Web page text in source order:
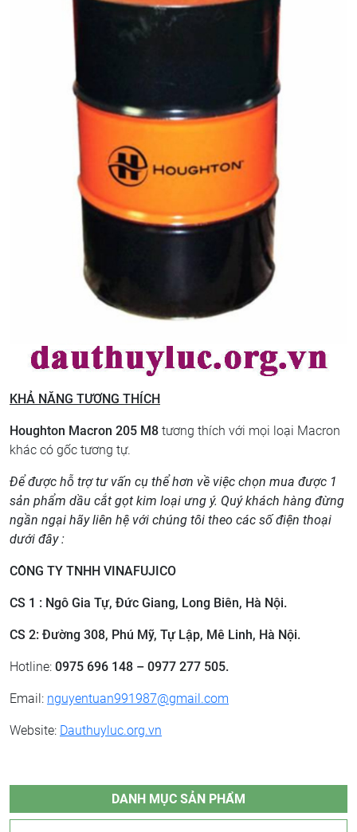
KHẢ NĂNG TƯƠNG THÍCH
Houghton Macron 205 M8 tương thích với mọi loại Macron
khác có gốc tương tự.
Để được hỗ trợ tư vấn cụ thể hơn về việc chọn mua được 1
sản phẩm dầu cắt gọt kim loại ưng ý. Quý khách hàng đừng
ngần ngại hãy liên hệ với chúng tôi theo các số điện thoại
dưới đây :
CÔNG TY TNHH VINAFUJICO
CS 1 : Ngô Gia Tự, Đức Giang, Long Biên, Hà Nội.
CS 2: Đường 308, Phú Mỹ, Tự Lập, Mê Linh, Hà Nội.
Hotline: 0975 696 148 – 0977 277 505.
Email: nguyentuan991987@gmail.com
Website: Dauthuyluc.org.vn
DANH MỤC SẢN PHẨM